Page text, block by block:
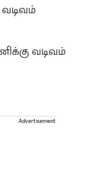
வடிவம்
Advertisement